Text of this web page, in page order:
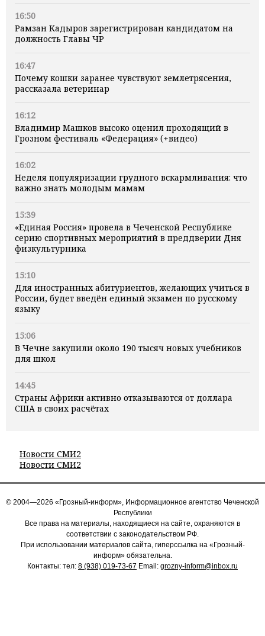
16:50
Рамзан Кадыров зарегистрирован кандидатом на
должность Главы ЧР
16:47
Почему кошки заранее чувствуют землетрясения,
рассказала ветеринар
16:12
Владимир Машков высоко оценил проходящий в
Грозном фестиваль «Федерация» (+видео)
16:02
Неделя популяризации грудного вскармливания: что
важно знать молодым мамам
15:39
«Единая Россия» провела в Чеченской Республике
серию спортивных мероприятий в преддверии Дня
физкультурника
15:10
Для иностранных абитуриентов, желающих учиться в
России, будет введён единый экзамен по русскому
языку
15:06
В Чечне закупили около 190 тысяч новых учебников
для школ
14:45
Страны Африки активно отказываются от доллара
США в своих расчётах
Новости СМИ2
Новости СМИ2
© 2004—2026 «Грозный-информ», Информационное агентство Чеченской
Республики
Все права на материалы, находящиеся на сайте, охраняются в
соответствии с законодательством РФ.
При использовании материалов сайта, гиперссылка на «Грозный-
информ» обязательна.
Контакты: тел: 8 (938) 019-73-67 Email: grozny-inform@inbox.ru